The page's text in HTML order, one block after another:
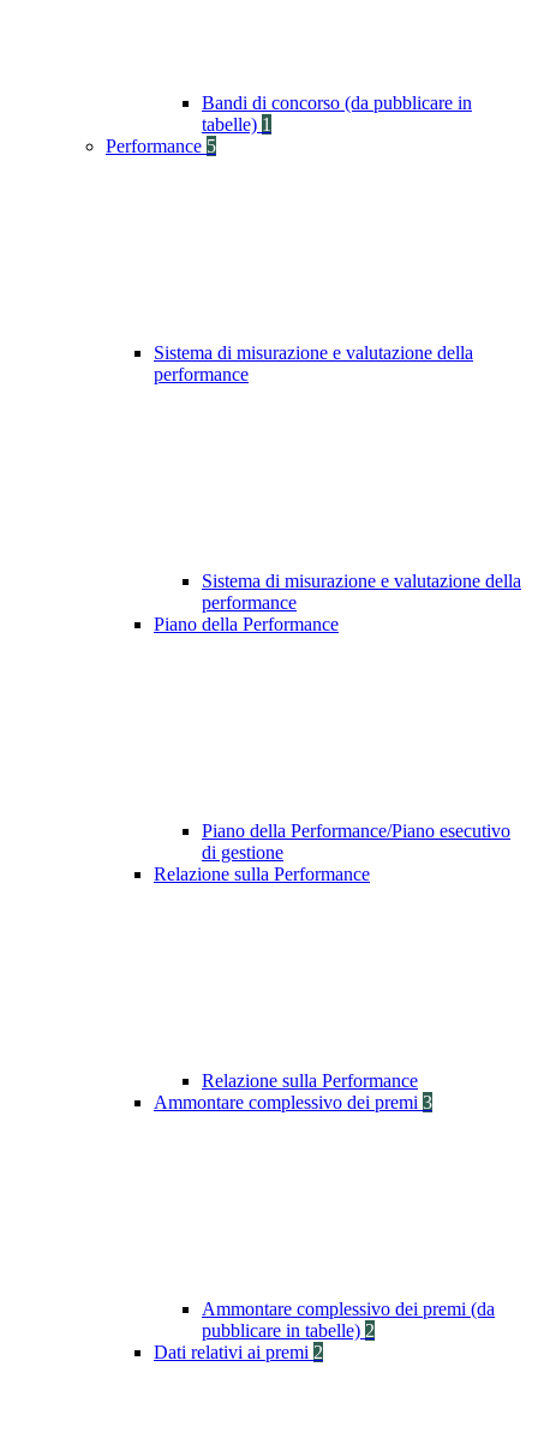
Bandi di concorso (da pubblicare in
tabelle) 1
Performance 5
Sistema di misurazione e valutazione della
performance
Sistema di misurazione e valutazione della
performance
Piano della Performance
Piano della Performance/Piano esecutivo
di gestione
Relazione sulla Performance
Relazione sulla Performance
Ammontare complessivo dei premi 3
Ammontare complessivo dei premi (da
pubblicare in tabelle) 2
Dati relativi ai premi 2